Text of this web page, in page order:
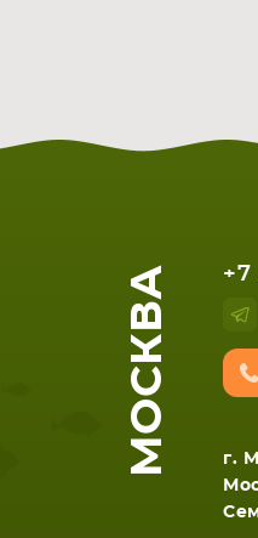
МОСКВА +7
г.